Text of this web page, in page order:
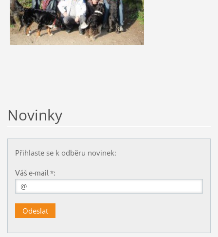
Novinky
Přihlaste se k odběru novinek:
Váš e-mail *: